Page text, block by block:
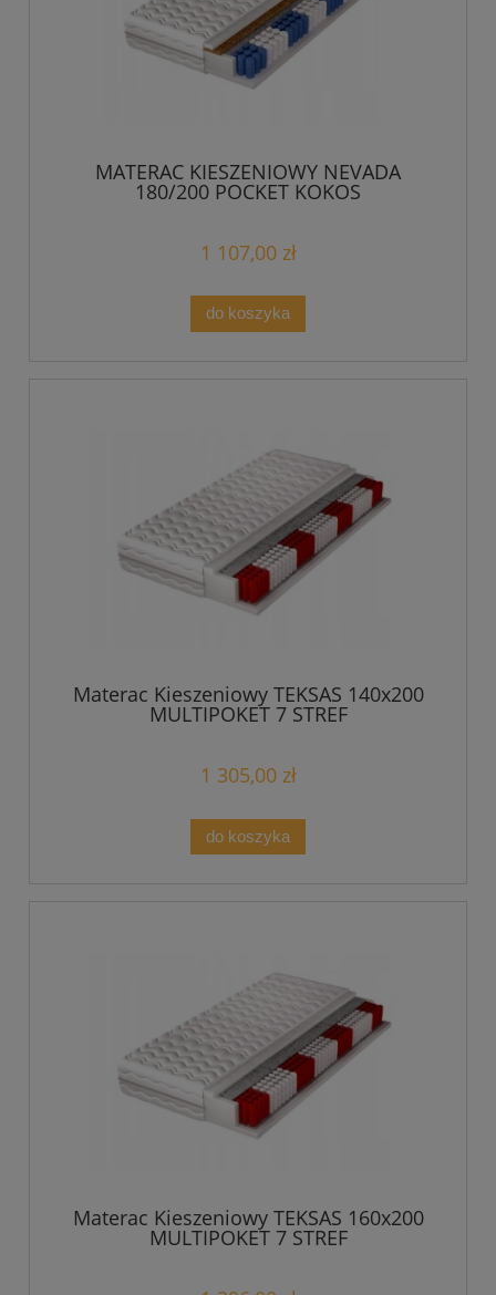
MATERAC KIESZENIOWY NEVADA
180/200 POCKET KOKOS
1 107,00 zł
do koszyka
Materac Kieszeniowy TEKSAS 140x200
MULTIPOKET 7 STREF
1 305,00 zł
do koszyka
Materac Kieszeniowy TEKSAS 160x200
MULTIPOKET 7 STREF